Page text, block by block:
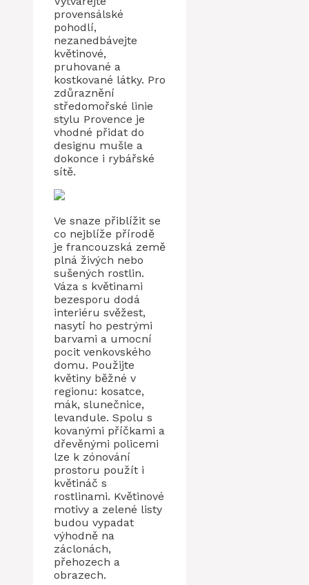
provensálské
pohodlí,
nezanedbávejte
květinové,
pruhované a
kostkované látky. Pro
zdůraznění
středomořské linie
stylu Provence je
vhodné přidat do
designu mušle a
dokonce i rybářské
sítě.
Ve snaze přiblížit se
co nejblíže přírodě
je francouzská země
plná živých nebo
sušených rostlin.
Váza s květinami
bezesporu dodá
interiéru svěžest,
nasytí ho pestrými
barvami a umocní
pocit venkovského
domu. Použijte
květiny běžné v
regionu: kosatce,
mák, slunečnice,
levandule. Spolu s
kovanými příčkami a
dřevěnými policemi
lze k zónování
prostoru použít i
květináč s
rostlinami. Květinové
motivy a zelené listy
budou vypadat
výhodně na
záclonách,
přehozech a
obrazech.